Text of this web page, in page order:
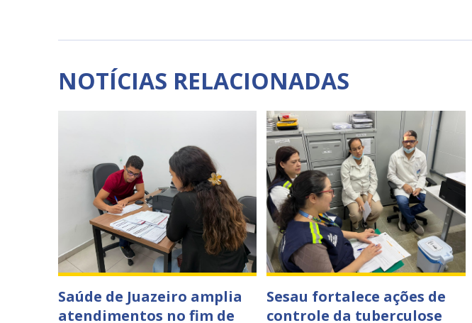
NOTÍCIAS RELACIONADAS
Saúde de Juazeiro amplia
atendimentos no fim de
Sesau fortalece ações de
controle da tuberculose